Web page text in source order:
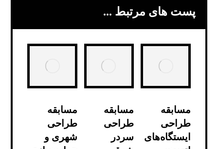
پست های مرتبط ...
مسابقه
طراحی
ایستگاه‌های
مسابقه
طراحی
سردر
مسابقه
طراحی
شهری و